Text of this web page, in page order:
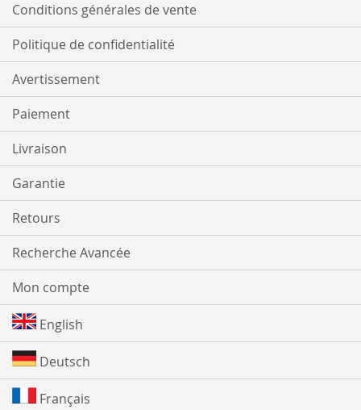
Conditions générales de vente
Politique de confidentialité
Avertissement
Paiement
Livraison
Garantie
Retours
Recherche Avancée
Mon compte
English
Deutsch
Français